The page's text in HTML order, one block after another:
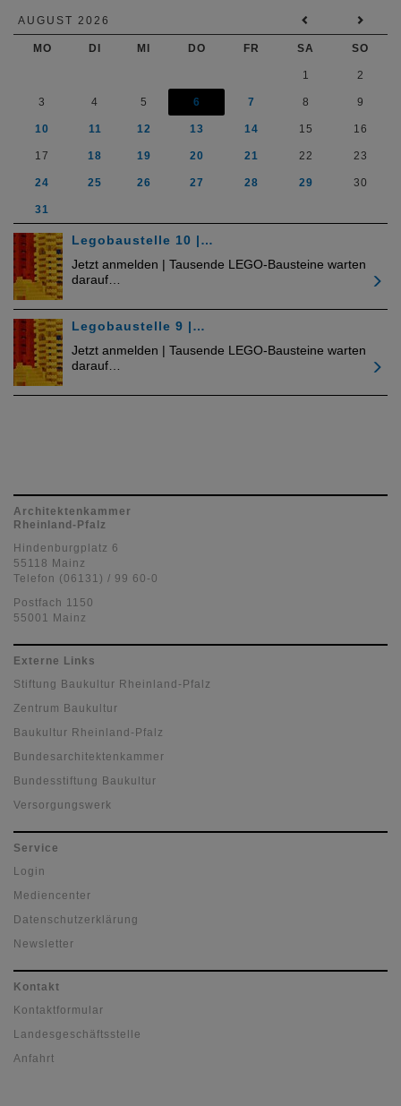
AUGUST 2026
MO DI MI DO FR SA SO
1 2
3 4 5 6 7 8 9
10 11 12 13 14 15 16
17 18 19 20 21 22 23
24 25 26 27 28 29 30
31
Legobaustelle 10 |…
Jetzt anmelden | Tausende LEGO-Bausteine warten
darauf…
Legobaustelle 9 |…
Jetzt anmelden | Tausende LEGO-Bausteine warten
darauf…
Architektenkammer
Rheinland-Pfalz
Hindenburgplatz 6
55118 Mainz
Telefon (06131) / 99 60-0
Postfach 1150
55001 Mainz
Externe Links
Stiftung Baukultur Rheinland-Pfalz
Zentrum Baukultur
Baukultur Rheinland-Pfalz
Bundesarchitektenkammer
Bundesstiftung Baukultur
Versorgungswerk
Service
Login
Mediencenter
Datenschutzerklärung
Newsletter
Kontakt
Kontaktformular
Landesgeschäftsstelle
Anfahrt